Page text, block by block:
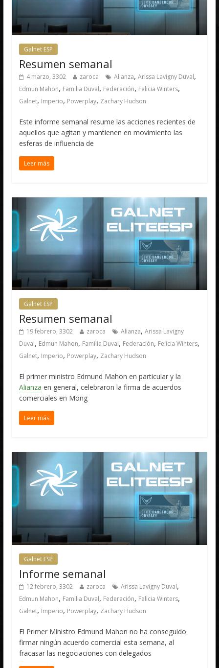
Galnet ESP
Resumen semanal
4 marzo, 3302 zaroca Alianza,Arissa Lavigny Duval,
Edmun Mahon, Familia Duval, Federación, Felicia Winters,
Galnet, Imperio, Powerplay, Zachary Hudson
Este informe semanal resume las acciones recientes de
aquellos que agitan y mantienen en movimiento las
esferas de influencia de
Leer más
Galnet ESP
Resumen semanal
19 febrero, 3302 zaroca Alianza,Arissa Lavigny
Duval, Edmun Mahon, Familia Duval, Federación, Felicia Winters,
Galnet, Imperio, Powerplay, Zachary Hudson
El primer ministro Edmund Mahon en particular y la
Alianza en general, celebraron la firma de acuerdos
comerciales en Mong
Leer más
Galnet ESP
Informe semanal
12 febrero, 3302 zaroca Arissa Lavigny Duval,
Edmun Mahon, Familia Duval, Federación, Felicia Winters,
Galnet, Imperio, Powerplay, Zachary Hudson
El Primer Ministro Edmund Mahon no ha conseguido
firmar ningún acuerdo comercial esta semana, al
fracasar las negociaciones con delegados